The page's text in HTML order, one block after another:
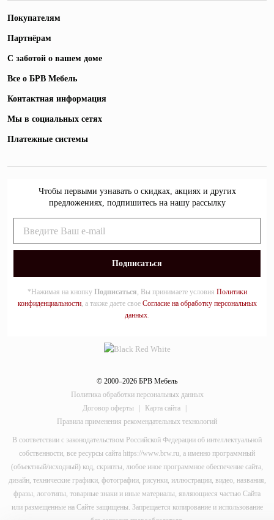
Покупателям
Партнёрам
С заботой о вашем доме
Все о БРВ Мебель
Контактная информация
Мы в социальных сетях
Платежные системы
Чтобы первыми узнавать о скидках, акциях и других
предложениях, подпишитесь на нашу рассылку
*Нажимая на кнопку Подписаться, Вы принимаете условия Политики
конфиденциальности, а также даете свое Согласие на обработку персональных
данных.
© 2000–2026 БРВ Мебель
Политика обработки персональных данных
Договор оферты
Карта сайта
Правила применения рекомендательных технологий
В соответствии с законодательством Российской Федерации об интеллектуальной
собственности, все ресурсы сайта https://www.brw.ru, а именно программный
(объектный/исходный) код, скрипты, любое иное программное обеспечение сайта,
дизайн, технические графики, фотографии, рисунки, иллюстрации, видео, названия,
фразы, логотипы, товарные знаки и иные материалы, являющиеся частью Сайта
или размещенные на Сайте защищены. Запрещается копирование и использование